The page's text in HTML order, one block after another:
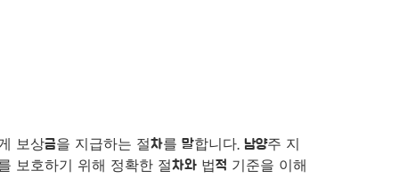
상금을 지급하는 절차를 말합니다. 남양주 지
보호하기 위해 정확한 절차와 법적 기준을 이해